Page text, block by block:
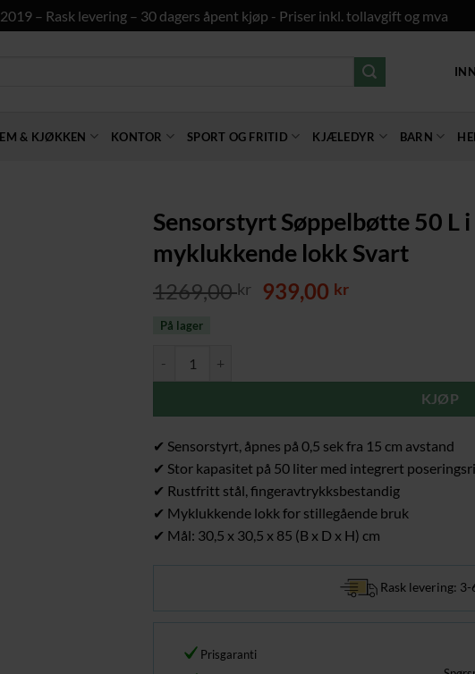
– Rask levering – 30 dagers åpent kjøp - Priser inkl. tollavgift og mva
& KJØKKEN KONTOR SPORT OG FRITID KJÆLEDYR BARN
Sensorstyrt Søppelbøtte 50 L
myklukkende lokk Svart
1269,00kr Opprinnelig
939,00 krNåværende
På lager
KJØP
✔ Sensorstyrt, åpnes på 0,5 sek fra 15 cm avstand
✔ Stor kapasitet på 50 liter med integrert
✔ Rustfritt stål, fingeravtrykksbestandig
✔ Myklukkende lokk for stillegående bruk
✔ Mål: 30,5 x 30,5 x 85 (B x D x H) cm
Rask levering:
Prisgaranti